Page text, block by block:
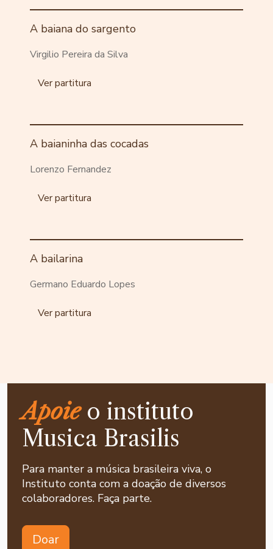
A baiana do sargento
Virgilio Pereira da Silva
Ver partitura
A baianinha das cocadas
Lorenzo Fernandez
Ver partitura
A bailarina
Germano Eduardo Lopes
Ver partitura
Apoieo instituto
Musica Brasilis
Para manter a música brasileira viva, o
Instituto conta com a doação de diversos
colaboradores. Faça parte.
Doar